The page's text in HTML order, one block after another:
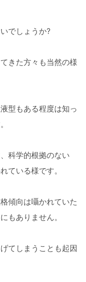
でしょうか?
きた方々も当然の様
型もある程度は知っ
科学的根拠のない
ている様です。
傾向は囁かれていた
もありません。
てしまうことも起因